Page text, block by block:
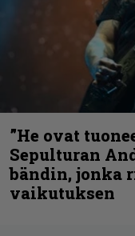
”He ovat
Sepulturan
bändin, jonka
vaikutuksen